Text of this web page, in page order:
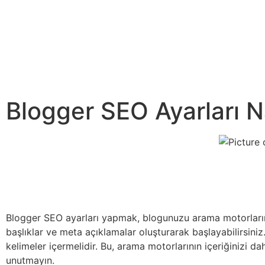
Blogger SEO Ayarları
Blogger SEO ayarları yapmak, blogunuzu arama
başlıklar ve meta açıklamalar oluşturarak
kelimeler içermelidir. Bu, arama motorlarının içeriğinizi
unutmayın.